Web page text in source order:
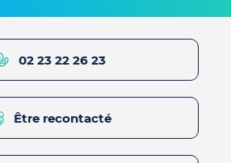
02 23 22 26 23
Être recontacté